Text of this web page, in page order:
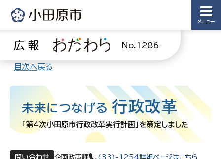
メニュー
広報 No.1286
目次へ戻る
未来につなげる 行政改革
「第4次小田原市行政改革実行計画」を策定しました
問い合わせ 企画政策課 (33)-1254詳細ページはこちら